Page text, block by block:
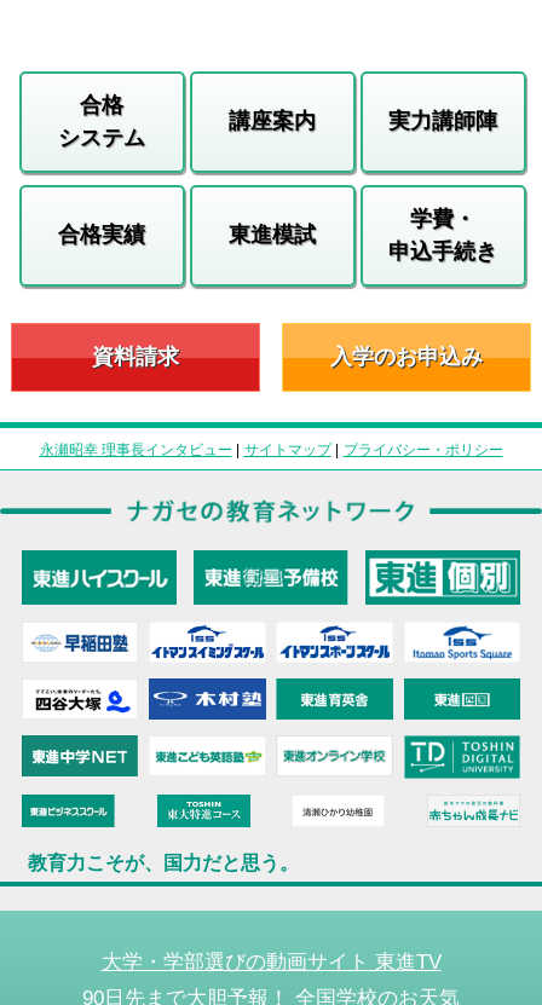
合格
システム
講座案内 実力講師陣
合格実績 東進模試
学費・
申込手続き
資料請求 入学のお申込み
永瀬昭幸 理事長インタビュー | サイトマップ| プライバシー・ポリシー
教育力こそが、国力だと思う。
大学・学部選びの動画サイト 東進TV
90日先まで大胆予報！ 全国学校のお天気